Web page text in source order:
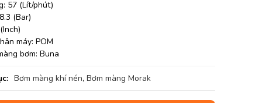
57 (Lít/phút)
(Bar)
máy: POM
bơm: Buna
Bơm màng khí nén, Bơm màng Morak